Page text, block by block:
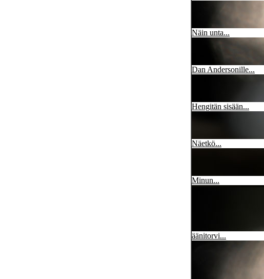
Näin unta...
Dan Andersonille...
Hengitän sisään...
Näetkö...
Minun...
äänitorvi...